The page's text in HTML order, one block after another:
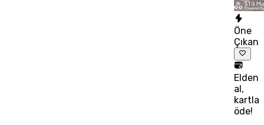
Öne
Çıkan
Elden
al,
kartla
öde!